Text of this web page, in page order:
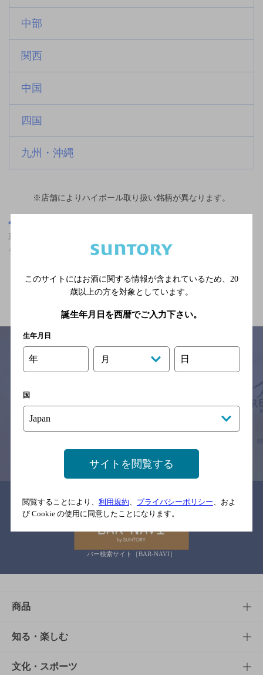
中部
関西
中国
四国
九州・沖縄
※店舗によりハイボール取り扱い銘柄が異なります。
宗道駅(茨城県)周辺500m,中華・韓国・焼肉,30名以上の宴会・パー
ティ歓迎の神泡達人店
関連ページ
※それぞれのお店のメニューや営業時間などの掲載情報については、
予告なしに変更されることがありますので、
念のためお店にご確認の上ご来店くださいますようお願い申し上げま
情報提供：ぐるなび
関連リンク
バー検索サイト［BAR-NAVI］
商品
商品TOP
商品一覧
知る・楽しむ
知る・楽しむTOP
文化・スポーツ
このサイトにはお酒に関する情報が含まれているため、 20
歳以上の方を対象としています。
誕生年月日を西暦でご入力下さい。
生年月日
年 月 日
国
サイトを閲覧する
閲覧することにより、 利用規約、 プライバシーポリシー、およ
び Cookie の使用に同意したことになります。